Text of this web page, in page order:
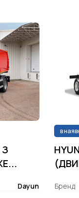
Dayun
в
Бренд